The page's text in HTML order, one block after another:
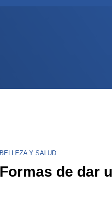
BELLEZA Y SALUD
Formas de dar